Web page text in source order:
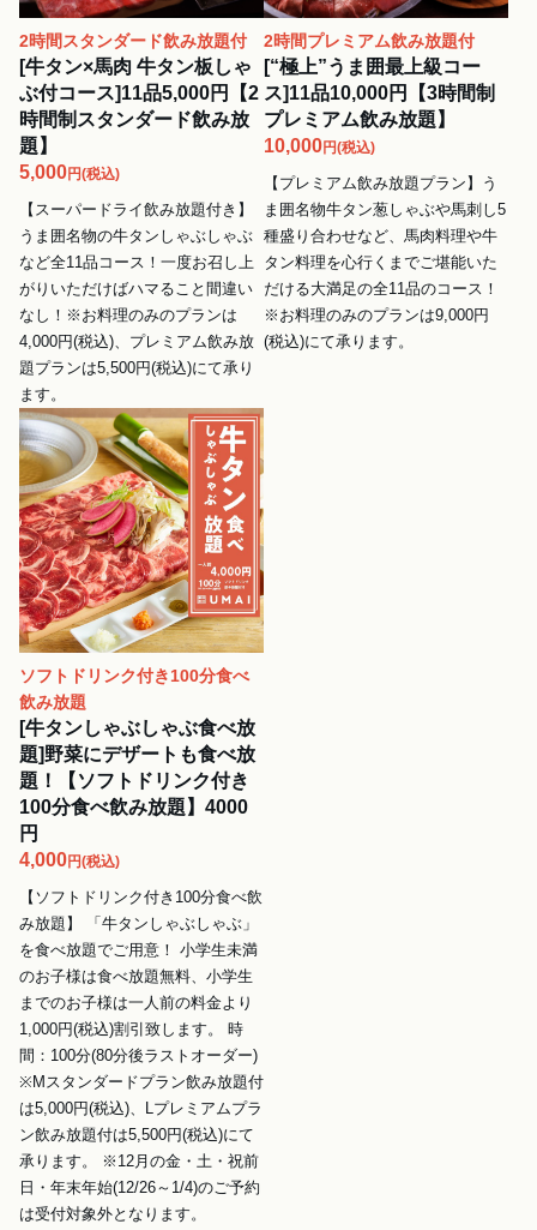
2時間スタンダード飲み放題付
[牛タン×馬肉 牛タン板しゃ
ぶ付コース]11品5,000円【2
時間制スタンダード飲み放
題】
5,000円(税込)
【スーパードライ飲み放題付き】
うま囲名物の牛タンしゃぶしゃぶ
など全11品コース！一度お召し上
がりいただけばハマること間違い
なし！※お料理のみのプランは
4,000円(税込)、プレミアム飲み放
題プランは5,500円(税込)にて承り
ます。
2時間プレミアム飲み放題付
[“極上”うま囲最上級コー
ス]11品10,000円【3時間制
プレミアム飲み放題】
10,000円(税込)
【プレミアム飲み放題プラン】う
ま囲名物牛タン葱しゃぶや馬刺し5
種盛り合わせなど、馬肉料理や牛
タン料理を心行くまでご堪能いた
だける大満足の全11品のコース！
※お料理のみのプランは9,000円
(税込)にて承ります。
ソフトドリンク付き100分食べ
飲み放題
[牛タンしゃぶしゃぶ食べ放
題]野菜にデザートも食べ放
題！【ソフトドリンク付き
100分食べ飲み放題】4000
円
4,000円(税込)
【ソフトドリンク付き100分食べ飲
み放題】 「牛タンしゃぶしゃぶ」
を食べ放題でご用意！ 小学生未満
のお子様は食べ放題無料、小学生
までのお子様は一人前の料金より
1,000円(税込)割引致します。 時
間：100分(80分後ラストオーダー)
※Mスタンダードプラン飲み放題付
は5,000円(税込)、Lプレミアムプラ
ン飲み放題付は5,500円(税込)にて
承ります。 ※12月の金・土・祝前
日・年末年始(12/26～1/4)のご予約
は受付対象外となります。